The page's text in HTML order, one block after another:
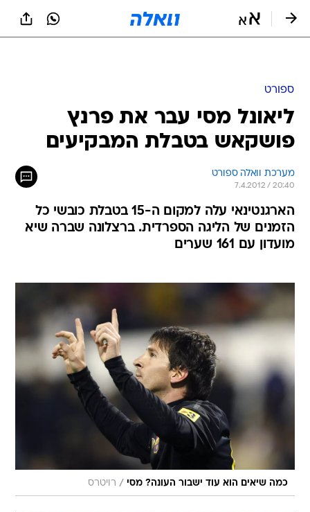
ספורט
ליאונל מסי עבר את פרנץ
פושקאש בטבלת המבקיעים
מערכת וואלה ספורט
7.4.2012 / 20:40
הארגנטינאי עלה למקום ה-15 בטבלת כובשי כל
הזמנים של הליגה הספרדית. ברצלונה שברה שיא
מועדון עם 161 שערים
כמה שיאים הוא עוד ישבור העונה? מסי / רויטרס